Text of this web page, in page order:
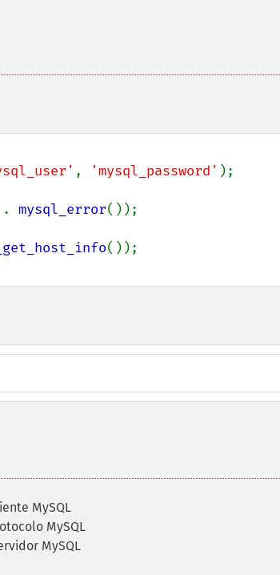
, 'mysql_password' );
. mysql_error());
MySQL
MySQL
MySQL